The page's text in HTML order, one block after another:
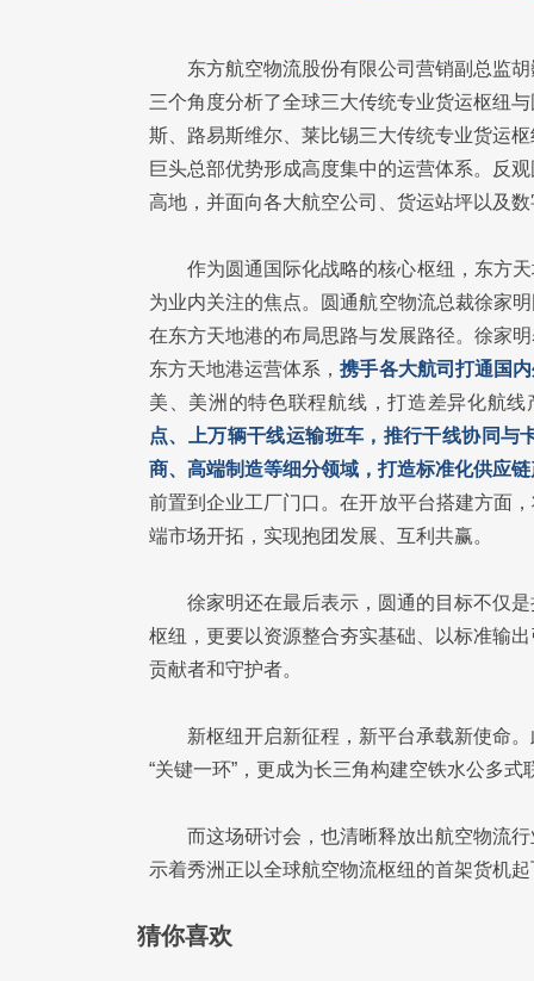
东方航空物流股份有限公司营销副总监
三个角度分析了全球三大传统专业货运枢纽
斯、路易斯维尔、莱比锡三大传统专业货运
巨头总部优势形成高度集中的运营体系。反
高地，并面向各大航空公司、货运站坪以及
作为圆通国际化战略的核心枢纽，东方
为业内关注的焦点。圆通航空物流总裁徐家
在东方天地港的布局思路与发展路径。徐家
东方天地港运营体系，携手各大航司打通国
美、美洲的特色联程航线，打造差异化航
点、上万辆干线运输班车，推行干线协同与
商、高端制造等细分领域，打造标准化供应
前置到企业工厂门口。在开放平台搭建方面
端市场开拓，实现抱团发展、互利共赢。
徐家明还在最后表示，圆通的目标不仅
枢纽，更要以资源整合夯实基础、以标准输
贡献者和守护者。
新枢纽开启新征程，新平台承载新使命
“关键一环”，更成为长三角构建空铁水公多
而这场研讨会，也清晰释放出航空物流
示着秀洲正以全球航空物流枢纽的首架货机
猜你喜欢